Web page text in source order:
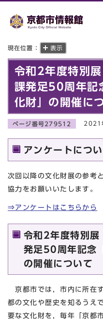
現在位置： 表示
令和2年度特別
課発足50周年記
化財」の開催に
ページ番号279512 2021
アンケートにつ
次回以降の文化財展の参考
協力をお願いいたします。
⇒アンケートはこちらから
令和2年度特別
発足50周年記念
の開催について
京都市では，市内に所在
都の文化や歴史を知るうえ
要な文化財を，毎年「京都